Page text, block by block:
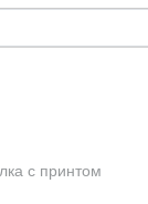
с принтом